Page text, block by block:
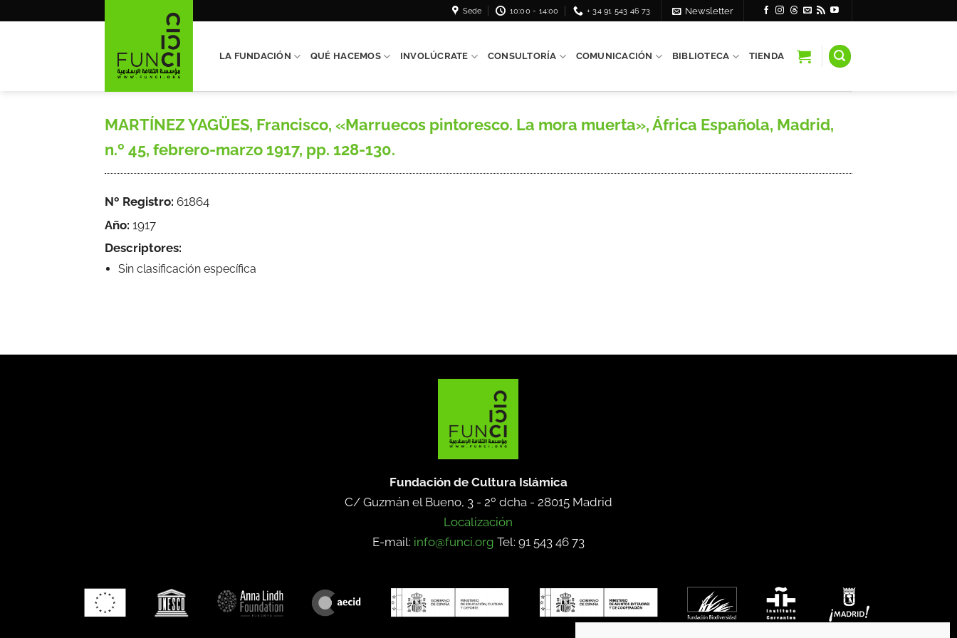
Sede 10:00 - 14:00 + 34 91 543 46 73 Newsletter
LA FUNDACIÓN QUÉ HACEMOS INVOLÚCRATE CONSULTORÍA COMUNICACIÓN BIBLIOTECA TIENDA
MARTÍNEZ YAGÜES, Francisco, «Marruecos pintoresco. La mora muerta», África Española, Madrid,
n.º 45, febrero-marzo 1917, pp. 128-130.
Nº Registro: 61864
Año: 1917
Descriptores:
Sin clasificación específica
Fundación de Cultura Islámica
C/ Guzmán el Bueno, 3 - 2º dcha - 28015 Madrid
Localización
E-mail: info@funci.org Tel: 91 543 46 73